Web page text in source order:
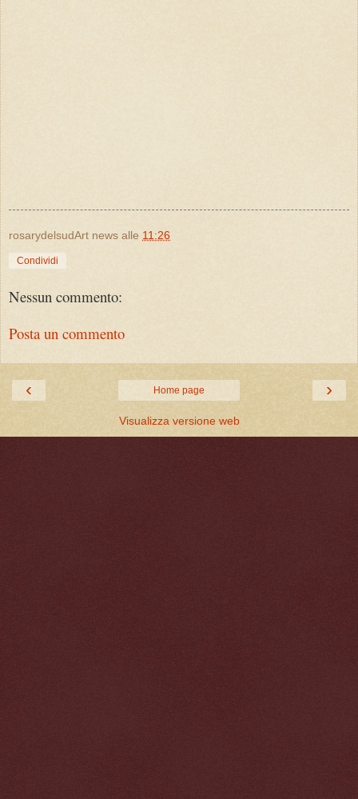
rosarydelsudArt news alle 11:26
Condividi
Nessun commento:
Posta un commento
‹ ›
Home page
Visualizza versione web